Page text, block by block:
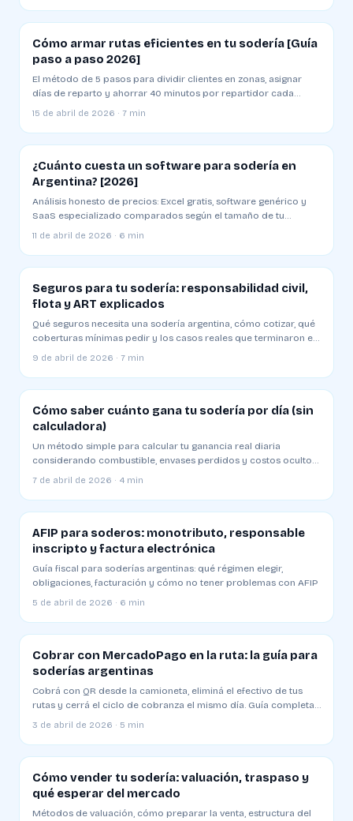
Cómo armar rutas eficientes en tu sodería [Guía
paso a paso 2026]
El método de 5 pasos para dividir clientes en zonas, asignar
días de reparto y ahorrar 40 minutos por repartidor cada
mañana
15 de abril de 2026 · 7 min
¿Cuánto cuesta un software para sodería en
Argentina? [2026]
Análisis honesto de precios: Excel gratis, software genérico y
SaaS especializado comparados según el tamaño de tu
sodería
11 de abril de 2026 · 6 min
Seguros para tu sodería: responsabilidad civil,
flota y ART explicados
Qué seguros necesita una sodería argentina, cómo cotizar, qué
coberturas mínimas pedir y los casos reales que terminaron en
juicio
9 de abril de 2026 · 7 min
Cómo saber cuánto gana tu sodería por día (sin
calculadora)
Un método simple para calcular tu ganancia real diaria
considerando combustible, envases perdidos y costos ocultos.
Plantilla y ejemplo
7 de abril de 2026 · 4 min
AFIP para soderos: monotributo, responsable
inscripto y factura electrónica
Guía fiscal para soderías argentinas: qué régimen elegir,
obligaciones, facturación y cómo no tener problemas con AFIP
5 de abril de 2026 · 6 min
Cobrar con MercadoPago en la ruta: la guía para
soderías argentinas
Cobrá con QR desde la camioneta, eliminá el efectivo de tus
rutas y cerrá el ciclo de cobranza el mismo día. Guía completa
2026
3 de abril de 2026 · 5 min
Cómo vender tu sodería: valuación, traspaso y
qué esperar del mercado
Métodos de valuación, cómo preparar la venta, estructura del